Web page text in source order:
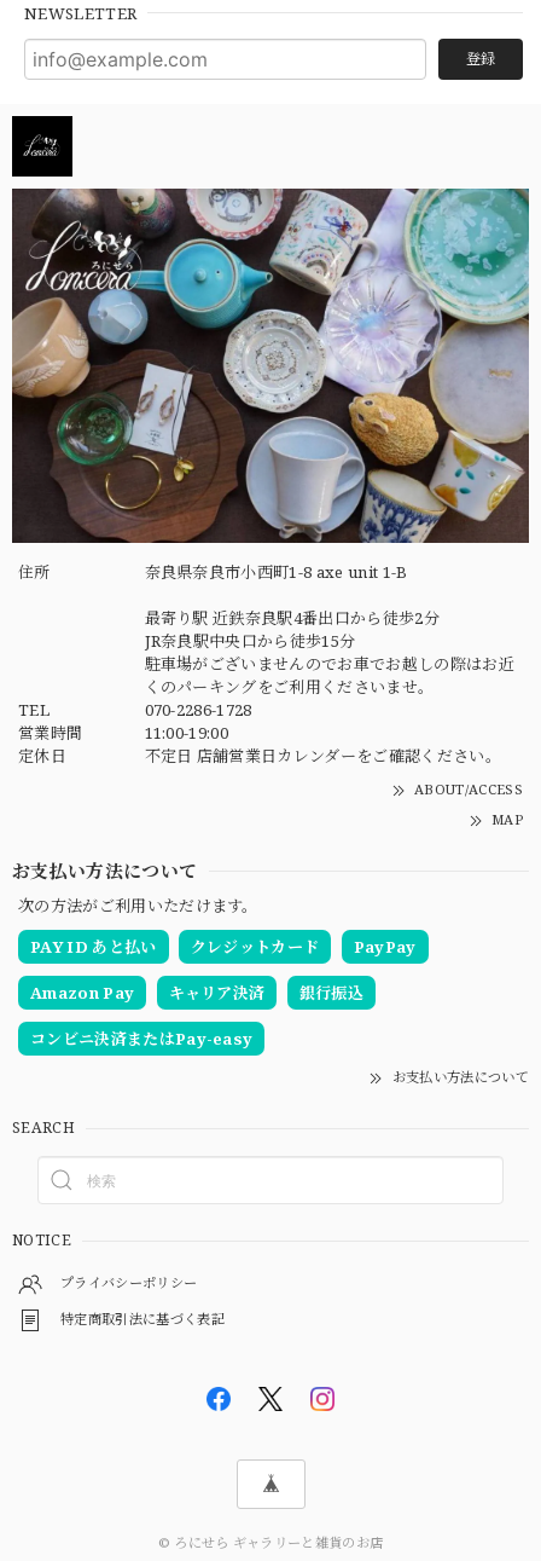
NEWSLETTER
登録
住所 奈良県奈良市小西町1-8 axe unit 1-B
最寄り駅 近鉄奈良駅4番出口から徒歩2分
JR奈良駅中央口から徒歩15分
駐車場がございませんのでお車でお越しの際はお近
くのパーキングをご利用くださいませ。
TEL
070-2286-1728
営業時間
11:00-19:00
定休日
不定日 店舗営業日カレンダーをご確認ください。
ABOUT/ACCESS
MAP
お支払い方法について
次の方法がご利用いただけます。
PAY ID あと払い
クレジットカード PayPay
Amazon Pay キャリア決済 銀行振込
コンビニ決済またはPay-easy
お支払い方法について
SEARCH
NOTICE
プライバシーポリシー
特定商取引法に基づく表記
© ろにせら ギャラリーと雑貨のお店